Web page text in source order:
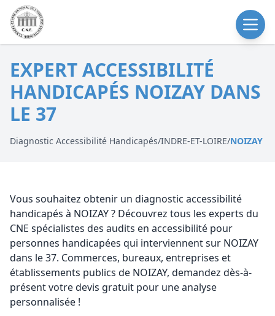
EXPERT ACCESSIBILITÉ
HANDICAPÉS NOIZAY DANS
LE 37
Diagnostic Accessibilité Handicapés/INDRE-ET-LOIRE/NOIZAY
Vous souhaitez obtenir un diagnostic accessibilité
handicapés à NOIZAY ? Découvrez tous les experts du
CNE spécialistes des audits en accessibilité pour
personnes handicapées qui interviennent sur NOIZAY
dans le 37. Commerces, bureaux, entreprises et
établissements publics de NOIZAY, demandez dès-à-
présent votre devis gratuit pour une analyse
personnalisée !